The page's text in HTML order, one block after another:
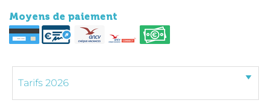
Moyens de paiement